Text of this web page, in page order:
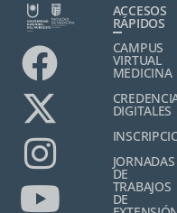
ACCESOS
RÁPIDOS
CAMPUS
VIRTUAL
MEDICINA
DIGITALES
JORNADAS
DE
TRABAJOS
DE